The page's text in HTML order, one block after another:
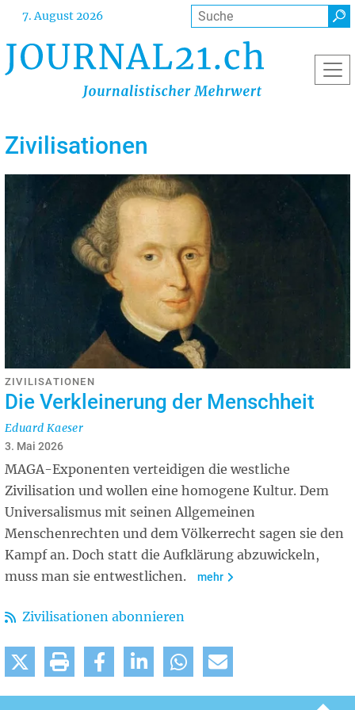
Direkt
Inhalt
7. August 2026 Suche
Zivilisationen
ZIVILISATIONEN
Die Verkleinerung der Menschheit
Eduard Kaeser
3. Mai 2026
MAGA-Exponenten verteidigen die westliche
Zivilisation und wollen eine homogene Kultur. Dem
Universalismus mit seinen Allgemeinen
Menschenrechten und dem Völkerrecht sagen sie den
Kampf an. Doch statt die Aufklärung abzuwickeln,
muss man sie entwestlichen.
mehr
Zivilisationen abonnieren